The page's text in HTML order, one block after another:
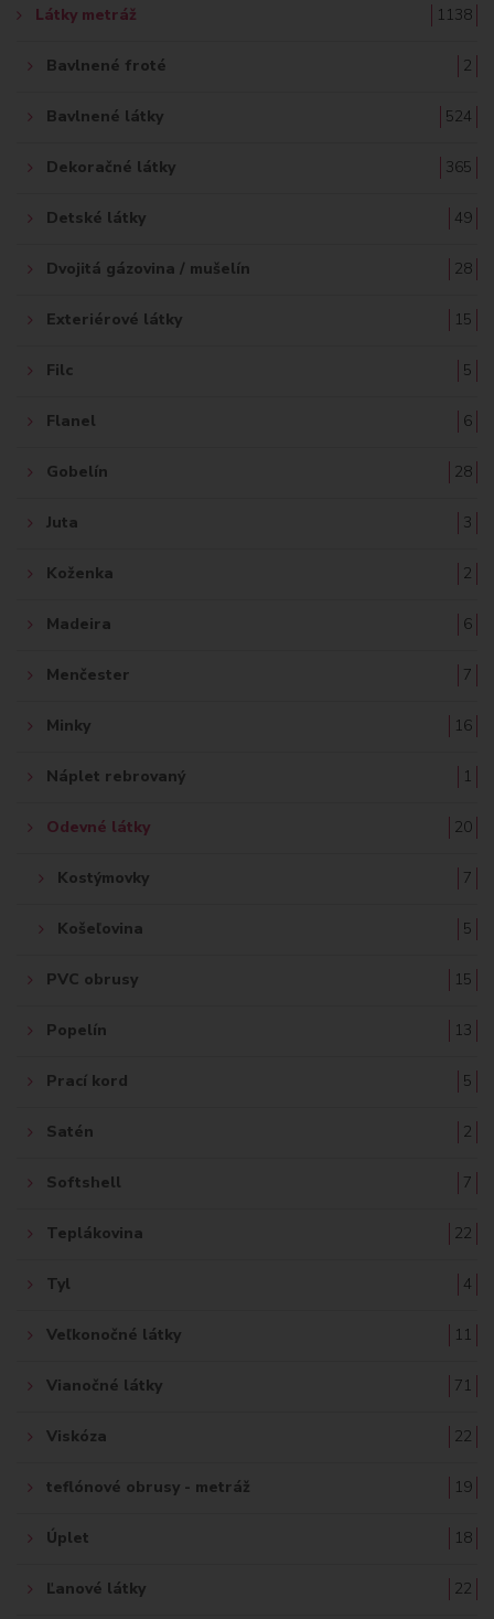
Látky metráž 1138
Bavlnené froté 2
Bavlnené látky 524
Dekoračné látky 365
Detské látky 49
Dvojitá gázovina / mušelín 28
Exteriérové látky 15
Filc 5
Flanel 6
Gobelín 28
Juta 3
Koženka 2
Madeira 6
Menčester 7
Minky 16
Náplet rebrovaný 1
Odevné látky 20
Kostýmovky 7
Košeľovina 5
PVC obrusy 15
Popelín 13
Prací kord 5
Satén 2
Softshell 7
Teplákovina 22
Tyl 4
Veľkonočné látky 11
Vianočné látky 71
Viskóza 22
teflónové obrusy - metráž 19
Úplet 18
Ľanové látky 22